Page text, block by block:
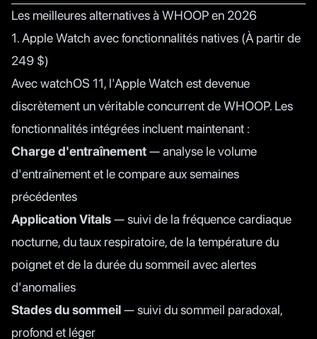
Les meilleures alternatives à WHOOP en 2026
1. Apple Watch avec fonctionnalités natives (À partir de
249 $)
Avec watchOS 11, l'Apple Watch est devenue
discrètement un véritable concurrent de WHOOP. Les
fonctionnalités intégrées incluent maintenant :
Charge d'entraînement— analyse le volume
d'entraînement et le compare aux semaines
précédentes
Application Vitals— suivi de la fréquence cardiaque
nocturne, du taux respiratoire, de la température du
poignet et de la durée du sommeil avec alertes
d'anomalies
Stades du sommeil— suivi du sommeil paradoxal,
profond et léger